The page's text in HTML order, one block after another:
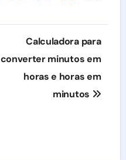
Calculadora para
converter minutos em
horas e horas em
minutos